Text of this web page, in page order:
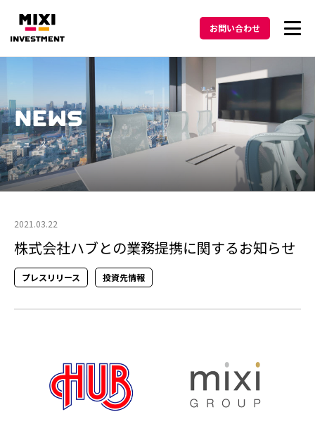
投資方針
メッセージ
ポートフォリオ
ニュース
Podcast
採用情報
お問い合わせ
NEWS
ニュース
2021.03.22
株式会社ハブとの業務提携に関するお知らせ
プレスリリース 投資先情報